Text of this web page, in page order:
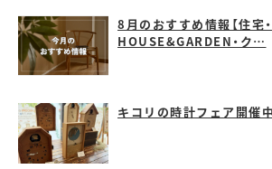
8月のおすすめ情報【住宅・
HOUSE&GARDEN・ク…
キコリの時計フェア開催